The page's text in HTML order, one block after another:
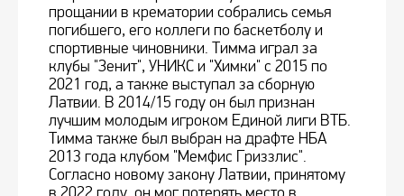
прощании в крематории собрались семья
погибшего, его коллеги по баскетболу и
спортивные чиновники. Тимма играл за
клубы "Зенит", УНИКС и "Химки" с 2015 по
2021 год, а также выступал за сборную
Латвии. В 2014/15 году он был признан
лучшим молодым игроком Единой лиги ВТБ.
Тимма также был выбран на драфте НБА
2013 года клубом "Мемфис Гриззлис".
Согласно новому закону Латвии, принятому